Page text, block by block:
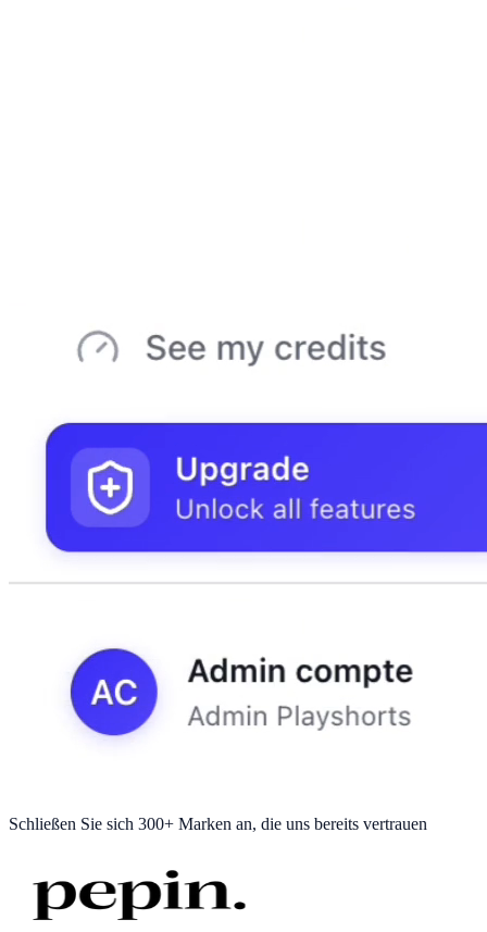
Schließen Sie sich 300+ Marken an, die uns bereits vertrauen